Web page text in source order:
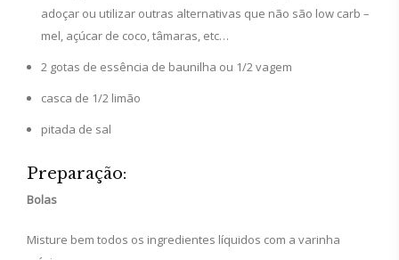
adoçar ou utilizar outras alternativas que não são low carb –
mel, açúcar de coco, tâmaras, etc…
2 gotas de essência de baunilha ou 1/2 vagem
casca de 1/2 limão
pitada de sal
Preparação:
Bolas
Misture bem todos os ingredientes líquidos com a varinha